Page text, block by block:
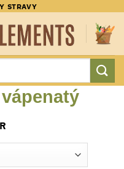
STRAVY